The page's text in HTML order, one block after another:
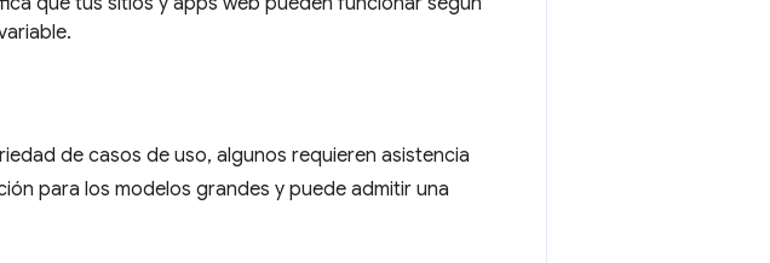
de casos de uso, algunos requieren asistencia
para los modelos grandes y puede admitir una